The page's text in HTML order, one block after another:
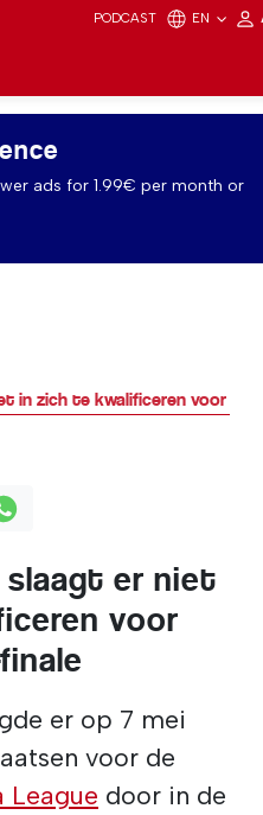
PODCAST EN
ads for 1.99€ per month or
in zich te kwalificeren voor
slaagt er niet
voor
er op 7 mei
voor de
League door in de